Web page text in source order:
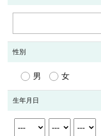
性別
男 女
生年月日